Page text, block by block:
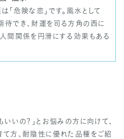
「危険な恋」です。風水として
待でき、財運を司る方角の西に
間関係を円滑にする効果もある
いの？」とお悩みの方に向けて、
方、耐陰性に優れた品種をご紹